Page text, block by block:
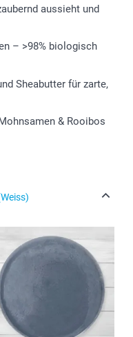
aussieht und
– >98% biologisch
Sheabutter für zarte,
& Rooibos